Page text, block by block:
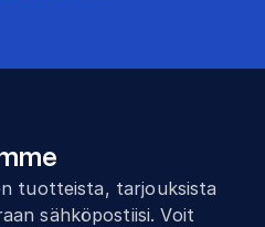
tuotteista, tarjouksista
sähköpostiisi. Voit